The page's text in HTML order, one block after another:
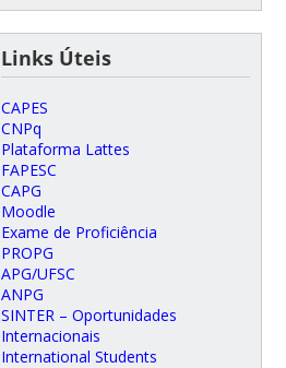
Links Úteis
CAPES
CNPq
Plataforma Lattes
FAPESC
CAPG
Moodle
Exame de Proficiência
PROPG
APG/UFSC
ANPG
SINTER – Oportunidades
Internacionais
International Students